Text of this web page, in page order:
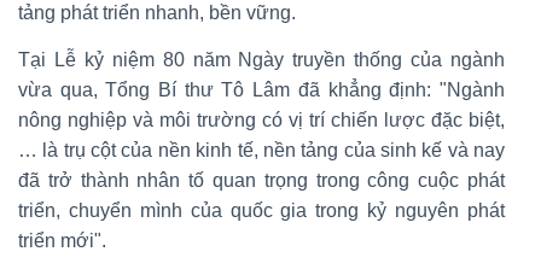
tảng phát triển nhanh, bền vững.
Tại Lễ kỷ niệm 80 năm Ngày truyền thống của ngành
vừa qua, Tổng Bí thư Tô Lâm đã khẳng định: "Ngành
nông nghiệp và môi trường có vị trí chiến lược đặc biệt,
… là trụ cột của nền kinh tế, nền tảng của sinh kế và nay
đã trở thành nhân tố quan trọng trong công cuộc phát
triển, chuyển mình của quốc gia trong kỷ nguyên phát
triển mới".